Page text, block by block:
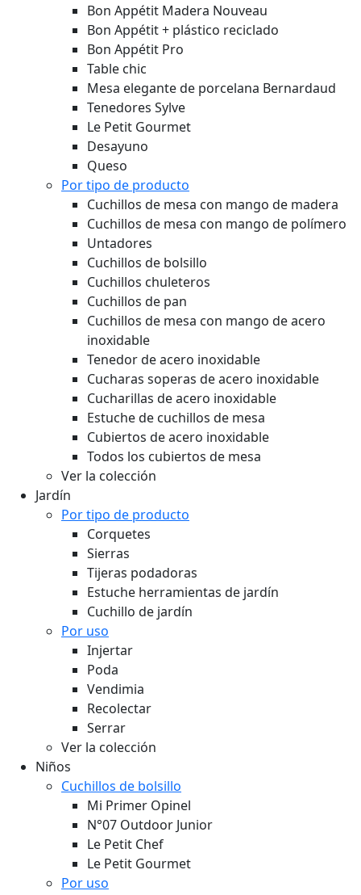
Bon Appétit Madera Nouveau
Bon Appétit + plástico reciclado
Bon Appétit Pro
Table chic
Mesa elegante de porcelana Bernardaud
Tenedores Sylve
Le Petit Gourmet
Desayuno
Queso
Por tipo de producto
Cuchillos de mesa con mango de madera
Cuchillos de mesa con mango de polímero
Untadores
Cuchillos de bolsillo
Cuchillos chuleteros
Cuchillos de pan
Cuchillos de mesa con mango de acero
inoxidable
Tenedor de acero inoxidable
Cucharas soperas de acero inoxidable
Cucharillas de acero inoxidable
Estuche de cuchillos de mesa
Cubiertos de acero inoxidable
Todos los cubiertos de mesa
Ver la colección
Jardín
Por tipo de producto
Corquetes
Sierras
Tijeras podadoras
Estuche herramientas de jardín
Cuchillo de jardín
Por uso
Injertar
Poda
Vendimia
Recolectar
Serrar
Ver la colección
Niños
Cuchillos de bolsillo
Mi Primer Opinel
N°07 Outdoor Junior
Le Petit Chef
Le Petit Gourmet
Por uso